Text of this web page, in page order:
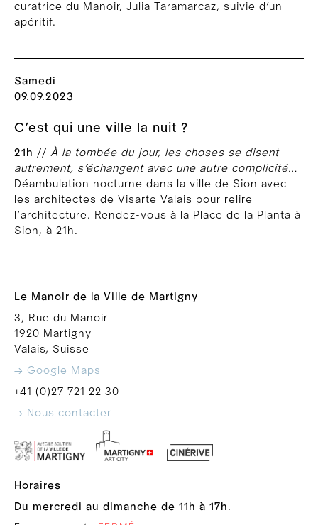
curatrice du Manoir, Julia Taramarcaz, suivie d’un
apéritif.
Samedi
09.09.2023
C’est qui une ville la nuit ?
21h // À la tombée du jour, les choses se disent
autrement, s’échangent avec une autre complicité…
Déambulation nocturne dans la ville de Sion avec
les architectes de Visarte Valais pour relire
l’architecture. Rendez-vous à la Place de la Planta à
Sion, à 21h.
Le Manoir de la Ville de Martigny
3, Rue du Manoir
1920 Martigny
Valais, Suisse
→ Google Maps
+41 (0)27 721 22 30
→ Nous contacter
Horaires
Du mercredi au dimanche de 11h à 17h.